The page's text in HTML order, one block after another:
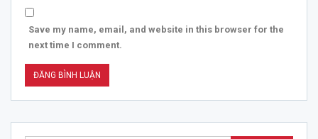
Save my name, email, and website in this browser for the
next time I comment.